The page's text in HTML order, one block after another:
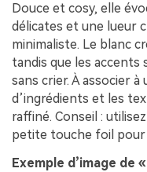
Douce et cosy, elle
délicates et une lueur
minimaliste. Le blanc
tandis que les accents
sans crier. À associer
d’ingrédients et les
raffiné. Conseil :
petite touche foil pour
Exemple d’image de